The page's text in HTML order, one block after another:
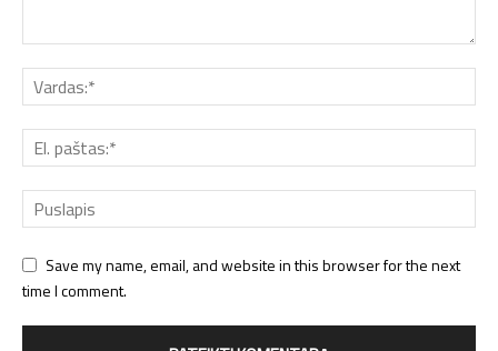
Save my name, email, and website in this browser for the next
time I comment.